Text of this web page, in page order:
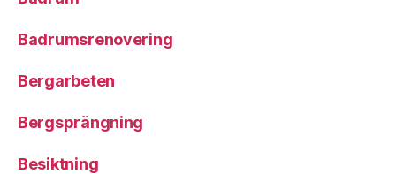
Badrumsrenovering
Bergarbeten
Bergsprängning
Besiktning